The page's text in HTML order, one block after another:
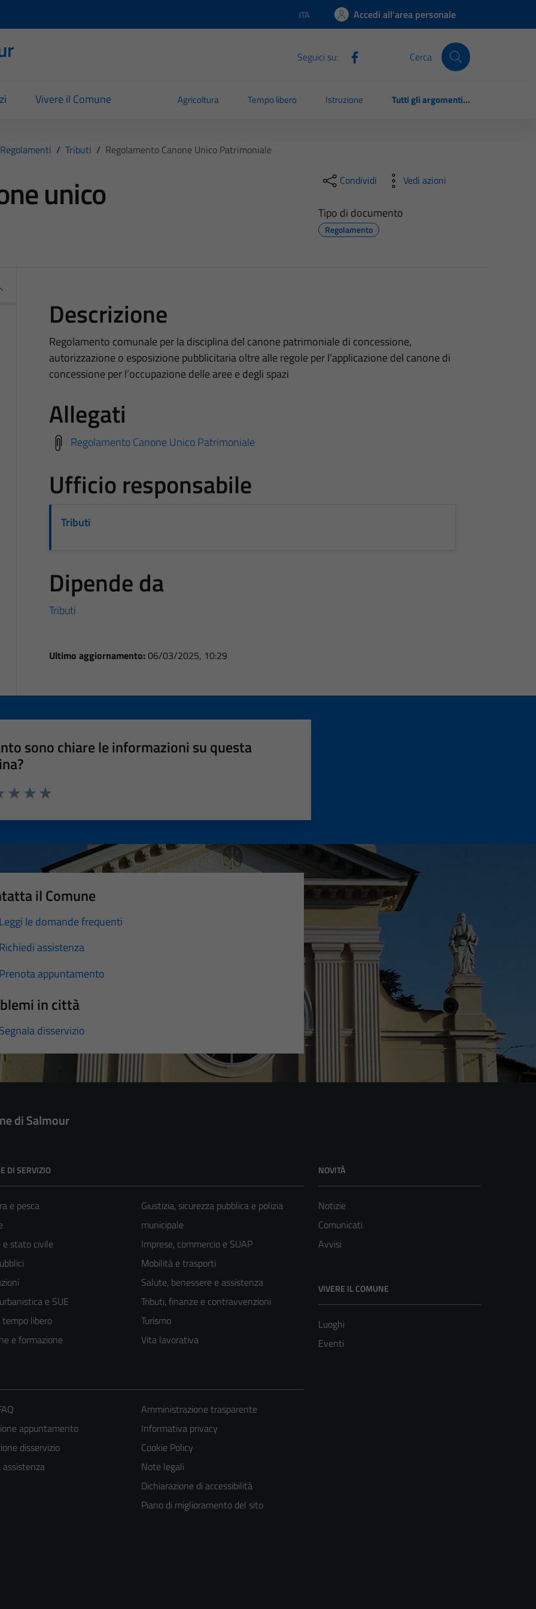
Lingua attiva:
ITA Accedi all'area personale
Seguici su: Cerca
Vivere il Comune Agricoltura Tempo libero Istruzione Tutti gli argomenti...
Regolamenti / Tributi / Regolamento Canone Unico Patrimoniale
unico
Condividi Vedi azioni
Tipo di documento
Regolamento
Descrizione
Regolamento comunale per la disciplina del canone patrimoniale di concessione,
autorizzazione o esposizione pubblicitaria oltre alle regole per l’applicazione del canone di
concessione per l’occupazione delle aree e degli spazi
Allegati
Regolamento Canone Unico Patrimoniale
Ufficio responsabile
Tributi
Dipende da
Tributi
Ultimo aggiornamento: 06/03/2025, 10:29
sono chiare le informazioni su questa
il Comune
Leggi le domande frequenti
Richiedi assistenza
Prenota appuntamento
in città
Segnala disservizio
di Salmour
DI SERVIZIO
e pesca
e stato civile
e SUE
libero
e formazione
Giustizia, sicurezza pubblica e polizia
municipale
Imprese, commercio e SUAP
Mobilità e trasporti
Salute, benessere e assistenza
Tributi, finanze e contravvenzioni
Turismo
Vita lavorativa
NOVITÀ
Notizie
Comunicati
Avvisi
VIVERE IL COMUNE
Luoghi
Eventi
appuntamento
disservizio
assistenza
Amministrazione trasparente
Informativa privacy
Cookie Policy
Note legali
Dichiarazione di accessibilità
Piano di miglioramento del sito